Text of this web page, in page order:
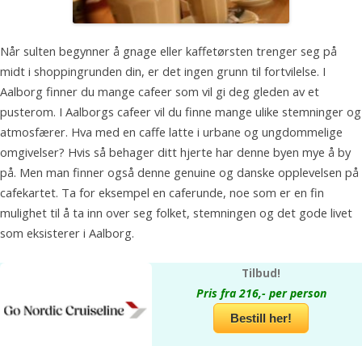
Når sulten begynner å gnage eller kaffetørsten trenger seg på
midt i shoppingrunden din, er det ingen grunn til fortvilelse. I
Aalborg finner du mange cafeer som vil gi deg gleden av et
pusterom. I Aalborgs cafeer vil du finne mange ulike stemninger og
atmosfærer. Hva med en caffe latte i urbane og ungdommelige
omgivelser? Hvis så behager ditt hjerte har denne byen mye å by
på. Men man finner også denne genuine og danske opplevelsen på
cafekartet. Ta for eksempel en caferunde, noe som er en fin
mulighet til å ta inn over seg folket, stemningen og det gode livet
som eksisterer i Aalborg.
Tilbud!
Pris fra 216,- per person
Bestill her!